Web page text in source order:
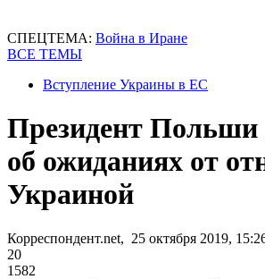
СПЕЦТЕМА: Война в Иране
ВСЕ ТЕМЫ
Вступление Украины в ЕС
Президент Польши
об ожиданиях от
Украиной
Корреспондент.net, 25 октября 2019,
20
1582